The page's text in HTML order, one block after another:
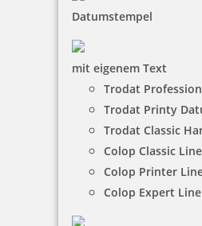
Datumstempel
mit eigenem Text
Trodat
Trodat Printy
Trodat Classic
Colop Classic
Colop Printer
Colop Expert Line
Prägestempel Trodat Ideal Modell
mm